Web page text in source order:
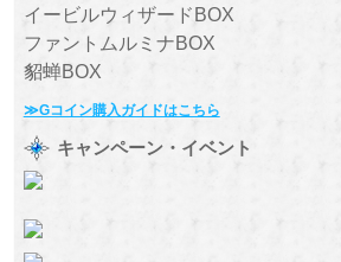
イービルウィザードBOX
ファントムルミナBOX
貂蝉BOX
≫Gコイン購入ガイドはこちら
キャンペーン・イベント